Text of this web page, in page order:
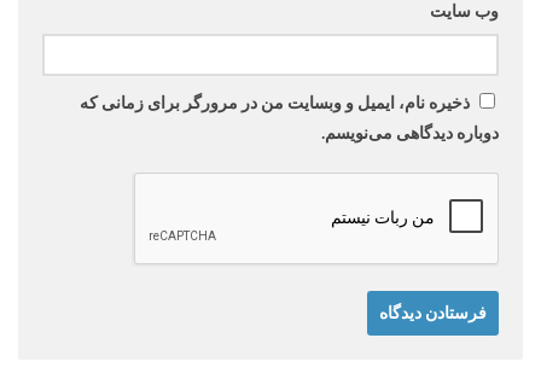
وب‌ سایت
ذخیره نام، ایمیل و وبسایت من در مرورگر برای زمانی که
دوباره دیدگاهی می‌نویسم.